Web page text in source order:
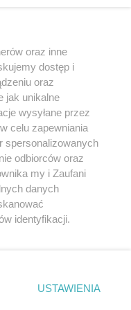
może być powielany i
w jakikolwiek sposób
na jakimkolwiek polu
z umieszczaniem w
praw. Jakiekolwiek użycie
części z naruszeniem
pod groźbą kary i
oraz inne
dostęp i
oraz
jak unikalne
wysyłane przez
celu zapewniania
spersonalizowanych
odbiorców oraz
my i Zaufani
danych
identyfikacji.
prywatności
strony
USTAWIENIA